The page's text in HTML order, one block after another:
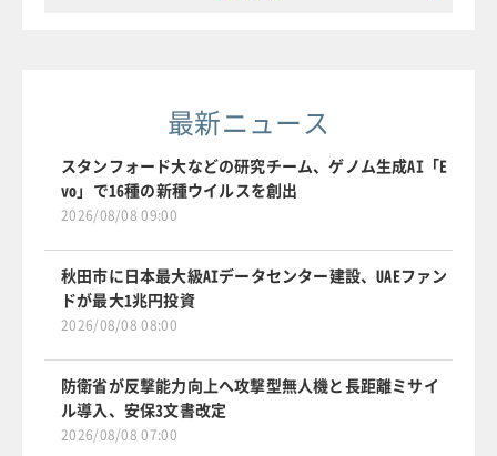
最新ニュース
スタンフォード大などの研究チーム、ゲノム生成AI「E
vo」で16種の新種ウイルスを創出
2026/08/08 09:00
秋田市に日本最大級AIデータセンター建設、UAEファン
ドが最大1兆円投資
2026/08/08 08:00
防衛省が反撃能力向上へ攻撃型無人機と長距離ミサイ
ル導入、安保3文書改定
2026/08/08 07:00